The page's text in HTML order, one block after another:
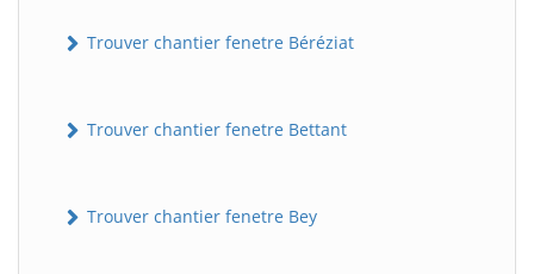
Trouver chantier fenetre Béréziat
Trouver chantier fenetre Bettant
Trouver chantier fenetre Bey